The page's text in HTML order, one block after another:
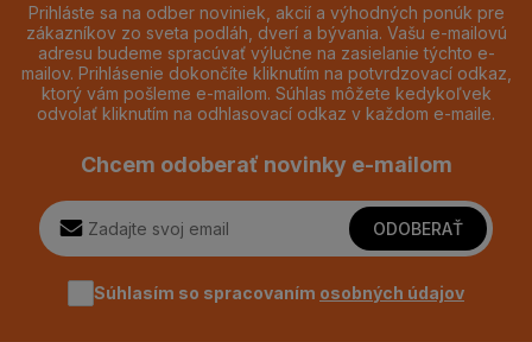
Prihláste sa na odber noviniek, akcií a výhodných ponúk pre
zákazníkov zo sveta podláh, dverí a bývania. Vašu e-mailovú
adresu budeme spracúvať výlučne na zasielanie týchto e-
mailov. Prihlásenie dokončíte kliknutím na potvrdzovací odkaz,
ktorý vám pošleme e-mailom. Súhlas môžete kedykoľvek
odvolať kliknutím na odhlasovací odkaz v každom e-maile.
Chcem odoberať novinky e-mailom
ODOBERAŤ
Súhlasím so spracovaním osobných údajov